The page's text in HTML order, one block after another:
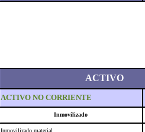
ACTIVO
ACTIVO NO CORRIENTE
Inmovilizado
Inmovilizado material